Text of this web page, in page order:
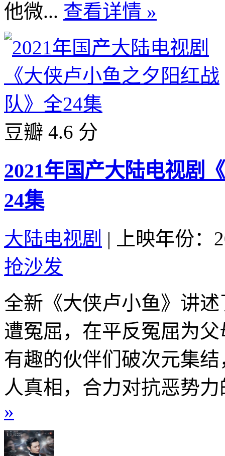
他微... 查看详情 »
豆瓣 4.6 分
2021年国产大陆电视剧
24集
大陆电视剧 |
上映年份：
抢沙发
全新《大侠卢小鱼》讲
遭冤屈，在平反冤屈为
有趣的伙伴们破次元集
人真相，合力对抗恶势
»